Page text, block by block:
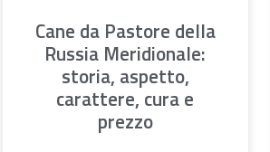
Cane da Pastore della
Russia Meridionale:
storia, aspetto,
carattere, cura e
prezzo